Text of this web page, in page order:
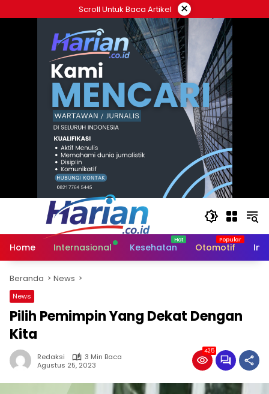
ke
Scroll Untuk Baca Artikel ×
Home Internasional Kesehatan Otomotif
Beranda News
News
Pilih Pemimpin Yang Dekat Dengan
Kita
Redaksi
3 Min Baca
Agustus 25, 2023
425